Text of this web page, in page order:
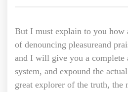
But I must explain to you how
of denouncing pleasureand
and I will give you a complete
system, and expound the
great explorer of the truth, the